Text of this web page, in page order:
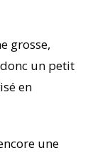
grosse,
un petit
en
une